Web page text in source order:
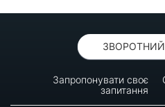
Запропонувати своє
запитання